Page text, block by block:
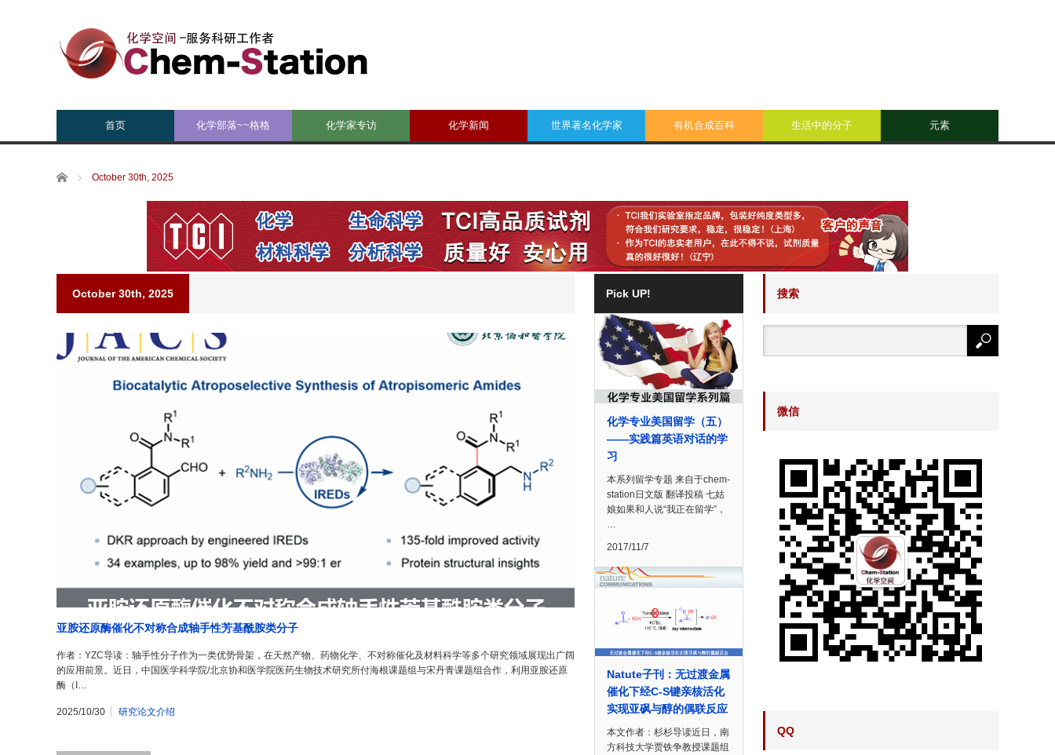
首页 化学部落~~格格 化学家专访 化学新闻 世界著名化学家 有机合成百科 生活中的分子 元素
Home October 30th, 2025
October 30th, 2025
亚胺还原酶催化不对称合成轴手性芳基酰胺类分子
作者：YZC导读：轴手性分子作为一类优势骨架，在天然产物、药物化学、不对称催化及材料科学等多个研究领域展现出广阔
的应用前景。近日，中国医学科学院/北京协和医学院医药生物技术研究所付海根课题组与宋丹青课题组合作，利用亚胺还原
酶（I…
2025/10/30 研究论文介绍
Pick UP!
化学专业美国留学（五）
——实践篇英语对话的学
习
本系列留学专题 来自于chem-
station日文版 翻译投稿 七姑
娘如果和人说“我正在留学”，
…
2017/11/7
Natute子刊：无过渡金属
催化下经C-S键亲核活化
实现亚砜与醇的偶联反应
本文作者：杉杉导读近日，南
方科技大学贾铁争教授课题组
搜索
微信
QQ